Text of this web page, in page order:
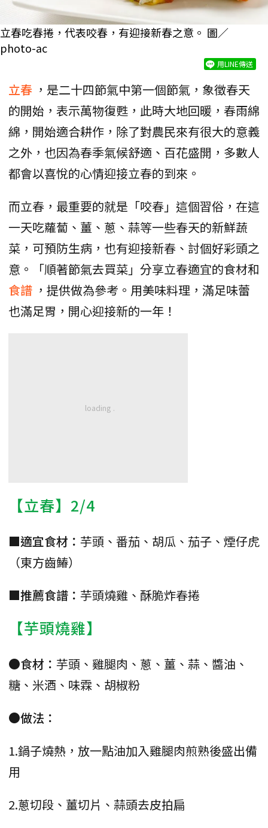
立春吃春捲，代表咬春，有迎接新春之意。 圖／
photo-ac
用LINE傳送
立春 ，是二十四節氣中第一個節氣，象徵春天
的開始，表示萬物復甦，此時大地回暖，春雨綿
綿，開始適合耕作，除了對農民來有很大的意義
之外，也因為春季氣候舒適、百花盛開，多數人
都會以喜悅的心情迎接立春的到來。
而立春，最重要的就是「咬春」這個習俗，在這
一天吃蘿蔔、薑、蔥、蒜等一些春天的新鮮蔬
菜，可預防生病，也有迎接新春、討個好彩頭之
意。「順著節氣去買菜」分享立春適宜的食材和
食譜 ，提供做為參考。用美味料理，滿足味蕾
也滿足胃，開心迎接新的一年！
【立春】2/4
■適宜食材： 芋頭、番茄、胡瓜、茄子、煙仔虎
（東方齒鰆）
■推薦食譜： 芋頭燒雞、酥脆炸春捲
【芋頭燒雞】
●食材： 芋頭、雞腿肉、蔥、薑、蒜、醬油、
糖、米酒、味霖、胡椒粉
●做法：
1.鍋子燒熱，放一點油加入雞腿肉煎熟後盛出備
用
2.蔥切段、薑切片、蒜頭去皮拍扁